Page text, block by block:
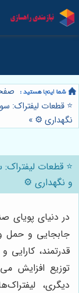
⭐️ قطعات لیفتراک:
نگهداری ⚙️ »
⭐️ قطعات
و نگهداری ⚙️
در دنیای پویای
جابجایی و حمل
قدرتمند، کارایی
توزیع افزایش
دیگری،